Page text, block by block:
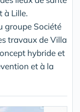
à Lille.
groupe Société
travaux de Villa
hybride et
et à la